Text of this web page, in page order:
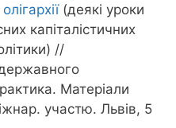
(деякі уроки
капіталістичних
//
Матеріали
участю. Львів, 5